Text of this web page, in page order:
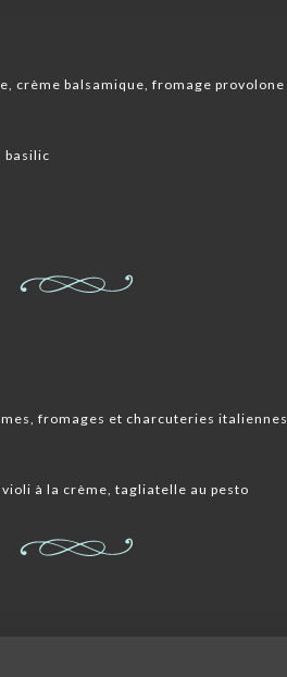
crème balsamique, fromage provolone
basilic
fromages et charcuteries italiennes
à la crème, tagliatelle au pesto